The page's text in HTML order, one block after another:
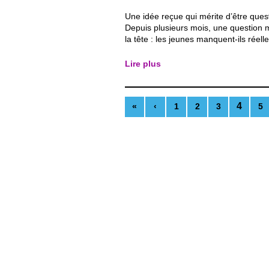
Une idée reçue qui mérite d’être
Depuis plusieurs mois, une question
la tête : les jeunes manquent-ils
chose qui m’interpelle. Lorsqu’on
ou...
Lire plus
« ‹ 1 2 3 4 5